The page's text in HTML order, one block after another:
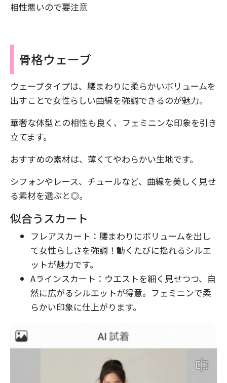
相性悪いので要注意
骨格ウェーブ
ウェーブタイプは、腰まわりに柔らかいボリュームを
出すことで女性らしい曲線を強調できるのが魅力。
華奢な体型との相性も良く、フェミニンな印象を引き
立てます。
おすすめの素材は、薄くてやわらかい生地です。
シフォンやレース、チュールなど、曲線を美しく見せ
る素材を選ぶと◎。
似合うスカート
フレアスカート：腰まわりにボリュームを出し
て女性らしさを強調！動くたびに揺れるシルエ
ットが魅力です。
Aラインスカート：ウエストを細く見せつつ、自
然に広がるシルエットが得意。フェミニンで柔
らかい印象に仕上がります。